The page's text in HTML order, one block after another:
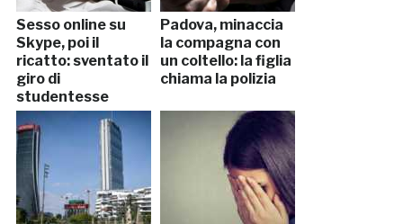
Sesso online su
Skype, poi il
ricatto: sventato il
giro di
studentesse
Padova, minaccia
la compagna con
un coltello: la figlia
chiama la polizia